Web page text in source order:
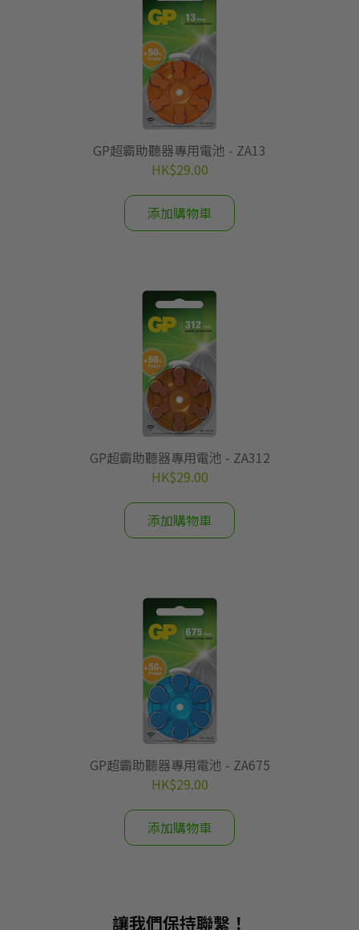
GP超霸助聽器專用電池 - ZA13
HK$29.00
添加購物車
GP超霸助聽器專用電池 - ZA312
HK$29.00
添加購物車
GP超霸助聽器專用電池 - ZA675
HK$29.00
添加購物車
讓我們保持聯繫！